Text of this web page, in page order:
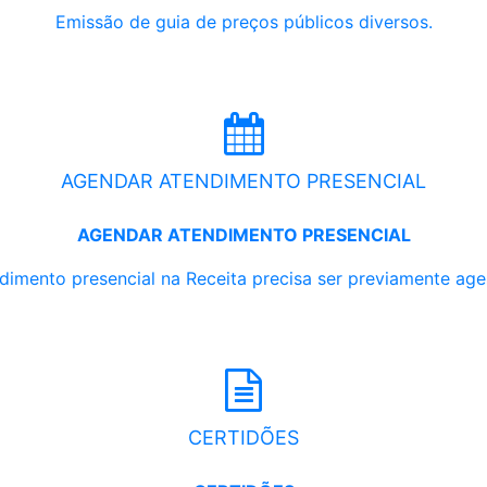
Emissão de guia de preços públicos diversos.
AGENDAR ATENDIMENTO PRESENCIAL
AGENDAR ATENDIMENTO PRESENCIAL
presencial na Receita precisa ser previamente
CERTIDÕES